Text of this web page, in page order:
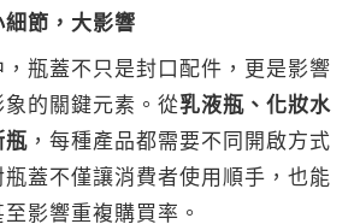
節，大影響
瓶蓋不只是封口配件，更是影響
的關鍵元素。從乳液瓶、化妝水
瓶 ，每種產品都需要不同開啟方式
蓋不僅讓消費者使用順手，也能
影響重複購買率。